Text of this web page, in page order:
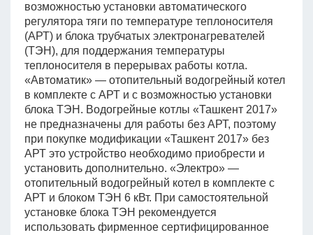
возможностью установки автоматического
регулятора тяги по температуре теплоносителя
(АРТ) и блока трубчатых электронагревателей
(ТЭН), для поддержания температуры
теплоносителя в перерывах работы котла.
«Автоматик» — отопительный водогрейный котел
в комплекте с АРТ и с возможностью установки
блока ТЭН. Водогрейные котлы «Ташкент 2017»
не предназначены для работы без АРТ, поэтому
при покупке модификации «Ташкент 2017» без
АРТ это устройство необходимо приобрести и
установить дополнительно. «Электро» —
отопительный водогрейный котел в комплекте с
АРТ и блоком ТЭН 6 кВт. При самостоятельной
установке блока ТЭН рекомендуется
использовать фирменное сертифицированное